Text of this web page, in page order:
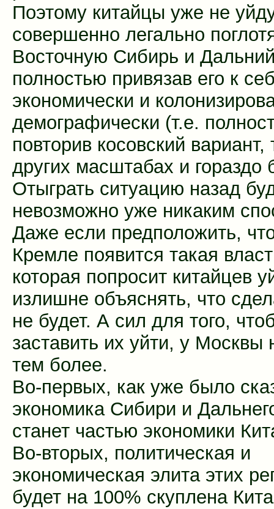
Поэтому китайцы уже не
совершенно легально
Восточную Сибирь и
полностью привязав его к
экономически и
демографически (т.е.
повторив косовский вариант,
других масштабах и гораздо
Отыграть ситуацию назад
невозможно уже никаким
Даже если предположить,
Кремле появится такая
которая попросит китайцев
излишне объяснять, что
не будет. А сил для того,
заставить их уйти, у Москвы
тем более.
Во-первых, как уже было
экономика Сибири и
станет частью экономики
Во-вторых, политическая и
экономическая элита этих
будет на 100% скуплена